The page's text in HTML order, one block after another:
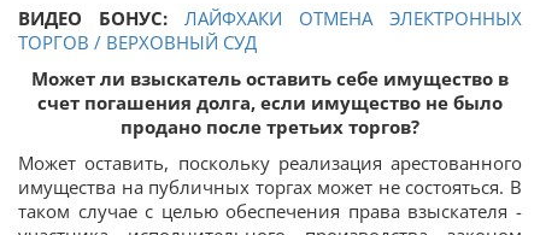
ВИДЕО БОНУС: ЛАЙФХАКИ ОТМЕНА ЭЛЕКТРОННЫХ
ТОРГОВ / ВЕРХОВНЫЙ СУД
Может ли взыскатель оставить себе имущество в
счет погашения долга, если имущество не было
продано после третьих торгов?
Может оставить, поскольку реализация арестованного
имущества на публичных торгах может не состояться. В
таком случае с целью обеспечения права взыскателя -